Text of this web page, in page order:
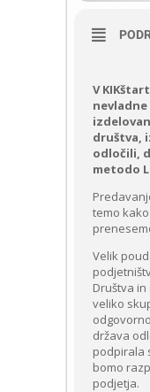
V
društva,
odločili,
metodo
temo
Velik
Društva
veliko
država
podpirala
bomo
podjetja.